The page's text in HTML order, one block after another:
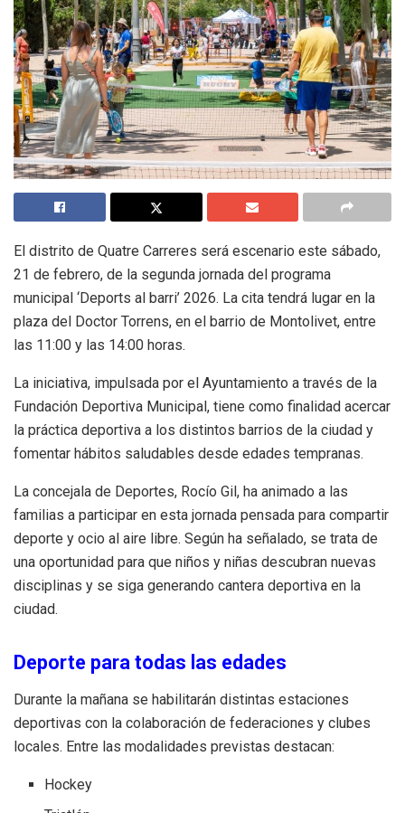
El distrito de Quatre Carreres será escenario este sábado,
21 de febrero, de la segunda jornada del programa
municipal ‘Deports al barri’ 2026. La cita tendrá lugar en la
plaza del Doctor Torrens, en el barrio de Montolivet, entre
las 11:00 y las 14:00 horas.
La iniciativa, impulsada por el Ayuntamiento a través de la
Fundación Deportiva Municipal, tiene como finalidad acercar
la práctica deportiva a los distintos barrios de la ciudad y
fomentar hábitos saludables desde edades tempranas.
La concejala de Deportes, Rocío Gil, ha animado a las
familias a participar en esta jornada pensada para compartir
deporte y ocio al aire libre. Según ha señalado, se trata de
una oportunidad para que niños y niñas descubran nuevas
disciplinas y se siga generando cantera deportiva en la
ciudad.
Deporte para todas las edades
Durante la mañana se habilitarán distintas estaciones
deportivas con la colaboración de federaciones y clubes
locales. Entre las modalidades previstas destacan:
Hockey